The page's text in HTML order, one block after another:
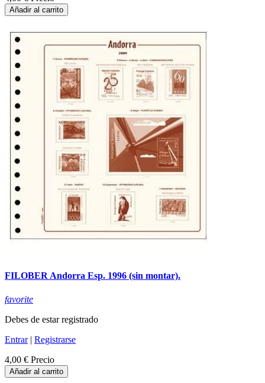
Añadir al carrito
FILOBER Andorra Esp. 1996 (sin montar).
favorite
Debes de estar registrado
Entrar| Registrarse
4,00 € Precio
Añadir al carrito